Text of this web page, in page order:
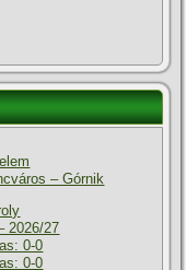
– Górnik
2026/27
0-0
0-0